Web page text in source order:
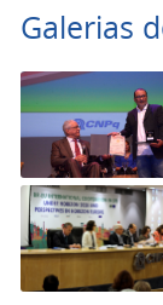
Galerias